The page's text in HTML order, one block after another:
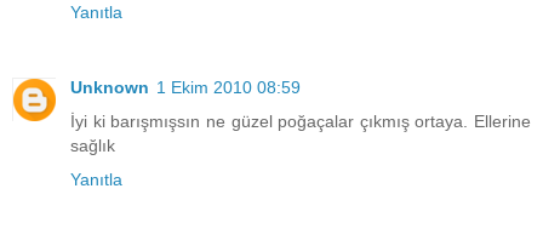
Yanıtla
Unknown 1 Ekim 2010 08:59
İyi ki barışmışsın ne güzel poğaçalar çıkmış ortaya. Ellerine
sağlık
Yanıtla